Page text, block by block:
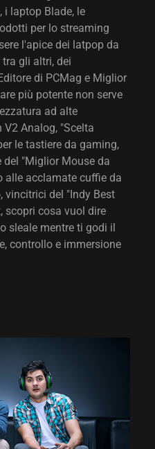
i laptop Blade, le
per lo streaming
l'apice dei latpop da
gli altri, dei
di PCMag e Miglior
più potente non serve
ad alte
Analog, "Scelta
le tastiere da gaming,
del "Miglior Mouse da
alle acclamate cuffie da
vincitrici del "Indy Best
scopri cosa vuol dire
sleale mentre ti godi il
controllo e immersione